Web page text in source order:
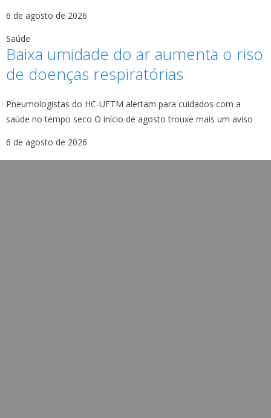
6 de agosto de 2026
Saúde
Baixa umidade do ar aumenta o riso
de doenças respiratórias
Pneumologistas do HC-UFTM alertam para cuidados com a
saúde no tempo seco O início de agosto trouxe mais um aviso
6 de agosto de 2026